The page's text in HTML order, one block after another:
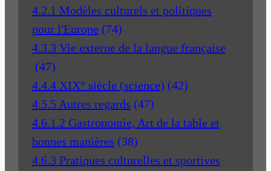
4.2.1 Modèles culturels et politiques
pour l'Europe (74)
4.3.3 Vie externe de la langue française
(47)
4.4.4 XIX° siècle (science) (42)
4.5.5 Autres regards (47)
4.6.1.2 Gastronomie, Art de la table et
bonnes manières (38)
4.6.3 Pratiques culturelles et sportives